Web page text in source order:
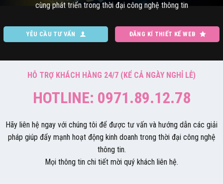
cùng phát triển trong thời đại công nghệ thông tin
YÊU CẦU TƯ VẤN ĐĂNG KÍ THIẾT KẾ WEB
HỖ TRỢ KHÁCH HÀNG 24/7 (KỂ CẢ NGÀY NGHỈ LỄ)
HOTLINE: 0971.89.12.78
Hãy liên hệ ngay với chúng tôi để được tư vấn và hướng dẫn các giải
pháp giúp đẩy mạnh hoạt động kinh doanh trong thời đại công nghệ
thông tin.
Mọi thông tin chi tiết mời quý khách liên hệ.